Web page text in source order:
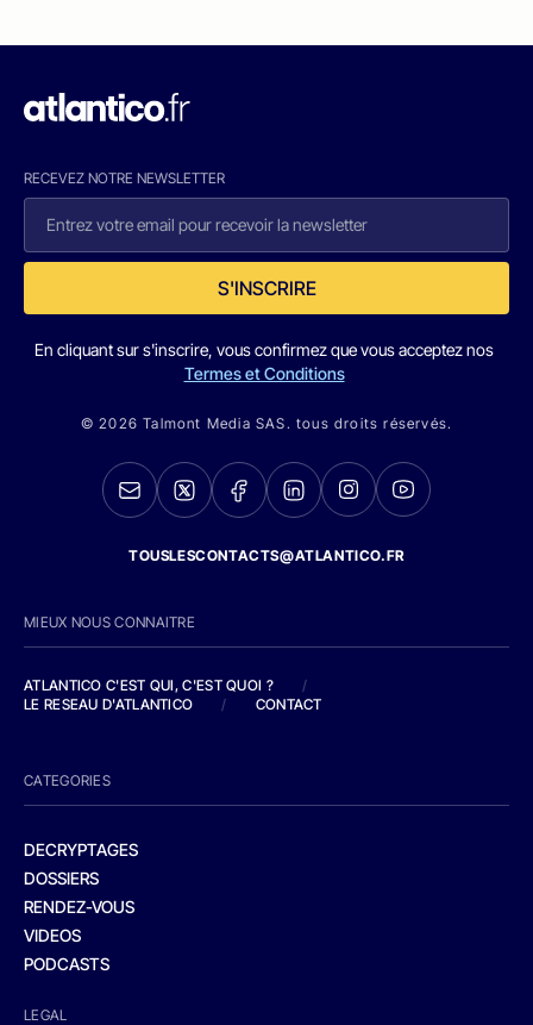
RECEVEZ NOTRE NEWSLETTER
S'INSCRIRE
En cliquant sur s'inscrire, vous confirmez que vous acceptez nos
Termes et Conditions
© 2026 Talmont Media SAS. tous droits réservés.
TOUSLESCONTACTS@ATLANTICO.FR
MIEUX NOUS CONNAITRE
ATLANTICO C'EST QUI, C'EST QUOI ?
/
LE RESEAU D'ATLANTICO
/ CONTACT
CATEGORIES
DECRYPTAGES
DOSSIERS
RENDEZ-VOUS
VIDEOS
PODCASTS
LEGAL